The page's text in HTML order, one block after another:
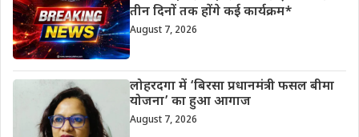
तीन दिनों तक होंगे कई कार्यक्रम*
August 7, 2026
लोहरदगा में ‘बिरसा प्रधानमंत्री फसल बीमा
योजना’ का हुआ आगाज
August 7, 2026